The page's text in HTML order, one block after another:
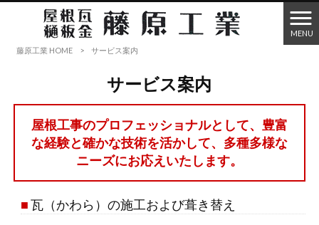
MENU
藤原工業 HOME
> サービス案内
サービス案内
屋根工事のプロフェッショナルとして、豊富
な経験と確かな技術を活かして、多種多様な
ニーズにお応えいたします。
■瓦（かわら）の施工および葺き替え